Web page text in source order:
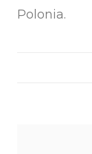
Polonia.